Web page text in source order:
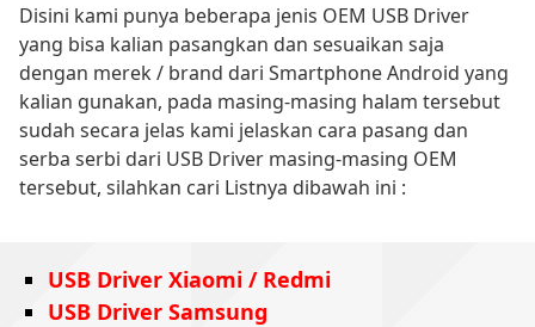
Disini kami punya beberapa jenis OEM USB Driver
yang bisa kalian pasangkan dan sesuaikan saja
dengan merek / brand dari Smartphone Android yang
kalian gunakan, pada masing-masing halam tersebut
sudah secara jelas kami jelaskan cara pasang dan
serba serbi dari USB Driver masing-masing OEM
tersebut, silahkan cari Listnya dibawah ini :
USB Driver Xiaomi / Redmi
USB Driver Samsung